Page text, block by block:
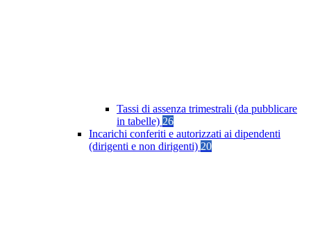
Tassi di assenza trimestrali (da pubblicare
in tabelle) 26
Incarichi conferiti e autorizzati ai dipendenti
(dirigenti e non dirigenti) 20